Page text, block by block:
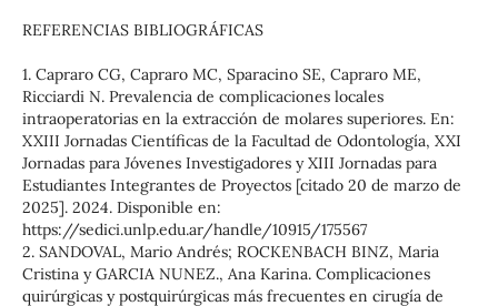
REFERENCIAS BIBLIOGRÁFICAS
1. Capraro CG, Capraro MC, Sparacino SE, Capraro ME,
Ricciardi N. Prevalencia de complicaciones locales
intraoperatorias en la extracción de molares superiores. En:
XXIII Jornadas Científicas de la Facultad de Odontología, XXI
Jornadas para Jóvenes Investigadores y XIII Jornadas para
Estudiantes Integrantes de Proyectos [citado 20 de marzo de
2025]. 2024. Disponible en:
https://sedici.unlp.edu.ar/handle/10915/175567
2. SANDOVAL, Mario Andrés; ROCKENBACH BINZ, Maria
Cristina y GARCIA NUNEZ., Ana Karina. Complicaciones
quirúrgicas y postquirúrgicas más frecuentes en cirugía de